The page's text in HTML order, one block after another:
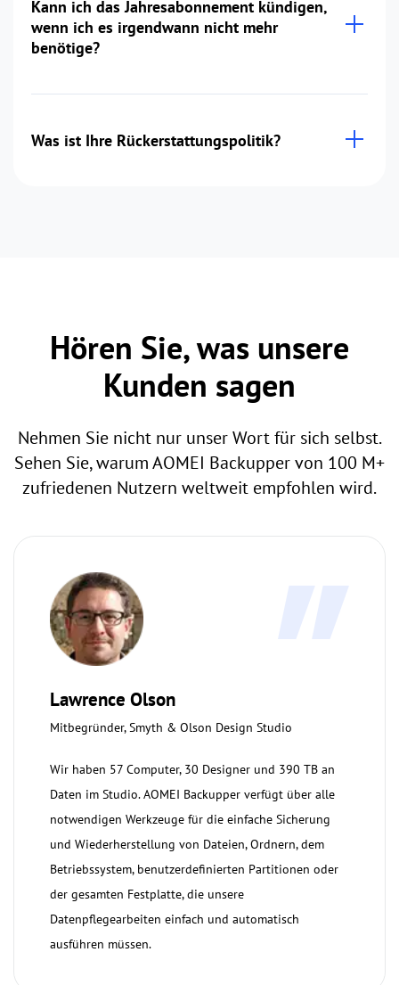
Kann ich das Jahresabonnement kündigen,
wenn ich es irgendwann nicht mehr
benötige?
Was ist Ihre Rückerstattungspolitik?
Hören Sie, was unsere
Kunden sagen
Nehmen Sie nicht nur unser Wort für sich selbst.
Sehen Sie, warum AOMEI Backupper von 100 M+
zufriedenen Nutzern weltweit empfohlen wird.
Lawrence Olson
Mitbegründer, Smyth & Olson Design Studio
Wir haben 57 Computer, 30 Designer und 390 TB an
Daten im Studio. AOMEI Backupper verfügt über alle
notwendigen Werkzeuge für die einfache Sicherung
und Wiederherstellung von Dateien, Ordnern, dem
Betriebssystem, benutzerdefinierten Partitionen oder
der gesamten Festplatte, die unsere
Datenpflegearbeiten einfach und automatisch
ausführen müssen.